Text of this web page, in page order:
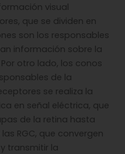
visual
que se dividen en
son los responsables
información sobre la
otro lado, los conos
de la
se realiza la
en señal eléctrica, que
de la retina hasta
RGC, que convergen
transmitir la